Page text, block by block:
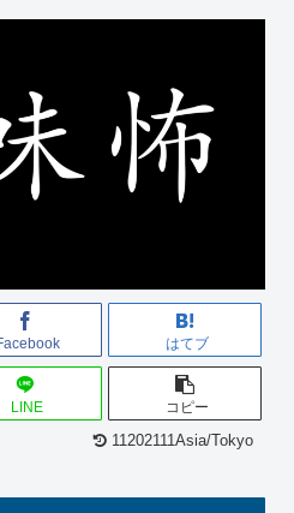
はてブ
LINE コピー
11202111Asia/Tokyo